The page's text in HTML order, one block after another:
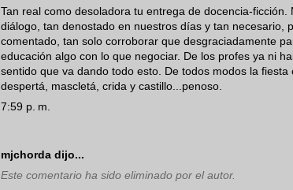
Tan real como desoladora tu entrega de docencia-
diálogo, tan denostado en nuestros días y tan necesario,
comentado, tan solo corroborar que desgraciadamente
educación algo con lo que negociar. De los profes ya ni
sentido que va dando todo esto. De todos modos la
despertá, mascletá, crida y castillo...penoso.
7:59 p. m.
mjchorda dijo...
Este comentario ha sido eliminado por el autor.